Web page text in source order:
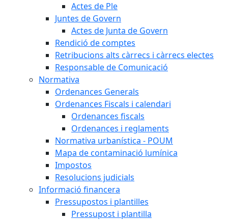
Actes de Ple
Juntes de Govern
Actes de Junta de Govern
Rendició de comptes
Retribucions alts càrrecs i càrrecs electes
Responsable de Comunicació
Normativa
Ordenances Generals
Ordenances Fiscals i calendari
Ordenances fiscals
Ordenances i reglaments
Normativa urbanística - POUM
Mapa de contaminació lumínica
Impostos
Resolucions judicials
Informació financera
Pressupostos i plantilles
Pressupost i plantilla